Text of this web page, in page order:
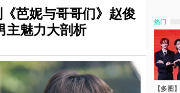
芭妮与哥哥们》赵俊
主魅力大剖析
热门
【多图